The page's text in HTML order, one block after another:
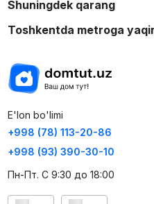
Shuningdek qarang
Toshkentda metroga
E'lon bo'limi
+998 (78) 113-20-86
+998 (93) 390-30-10
Пн-Пт. С 9:30 до 18:00